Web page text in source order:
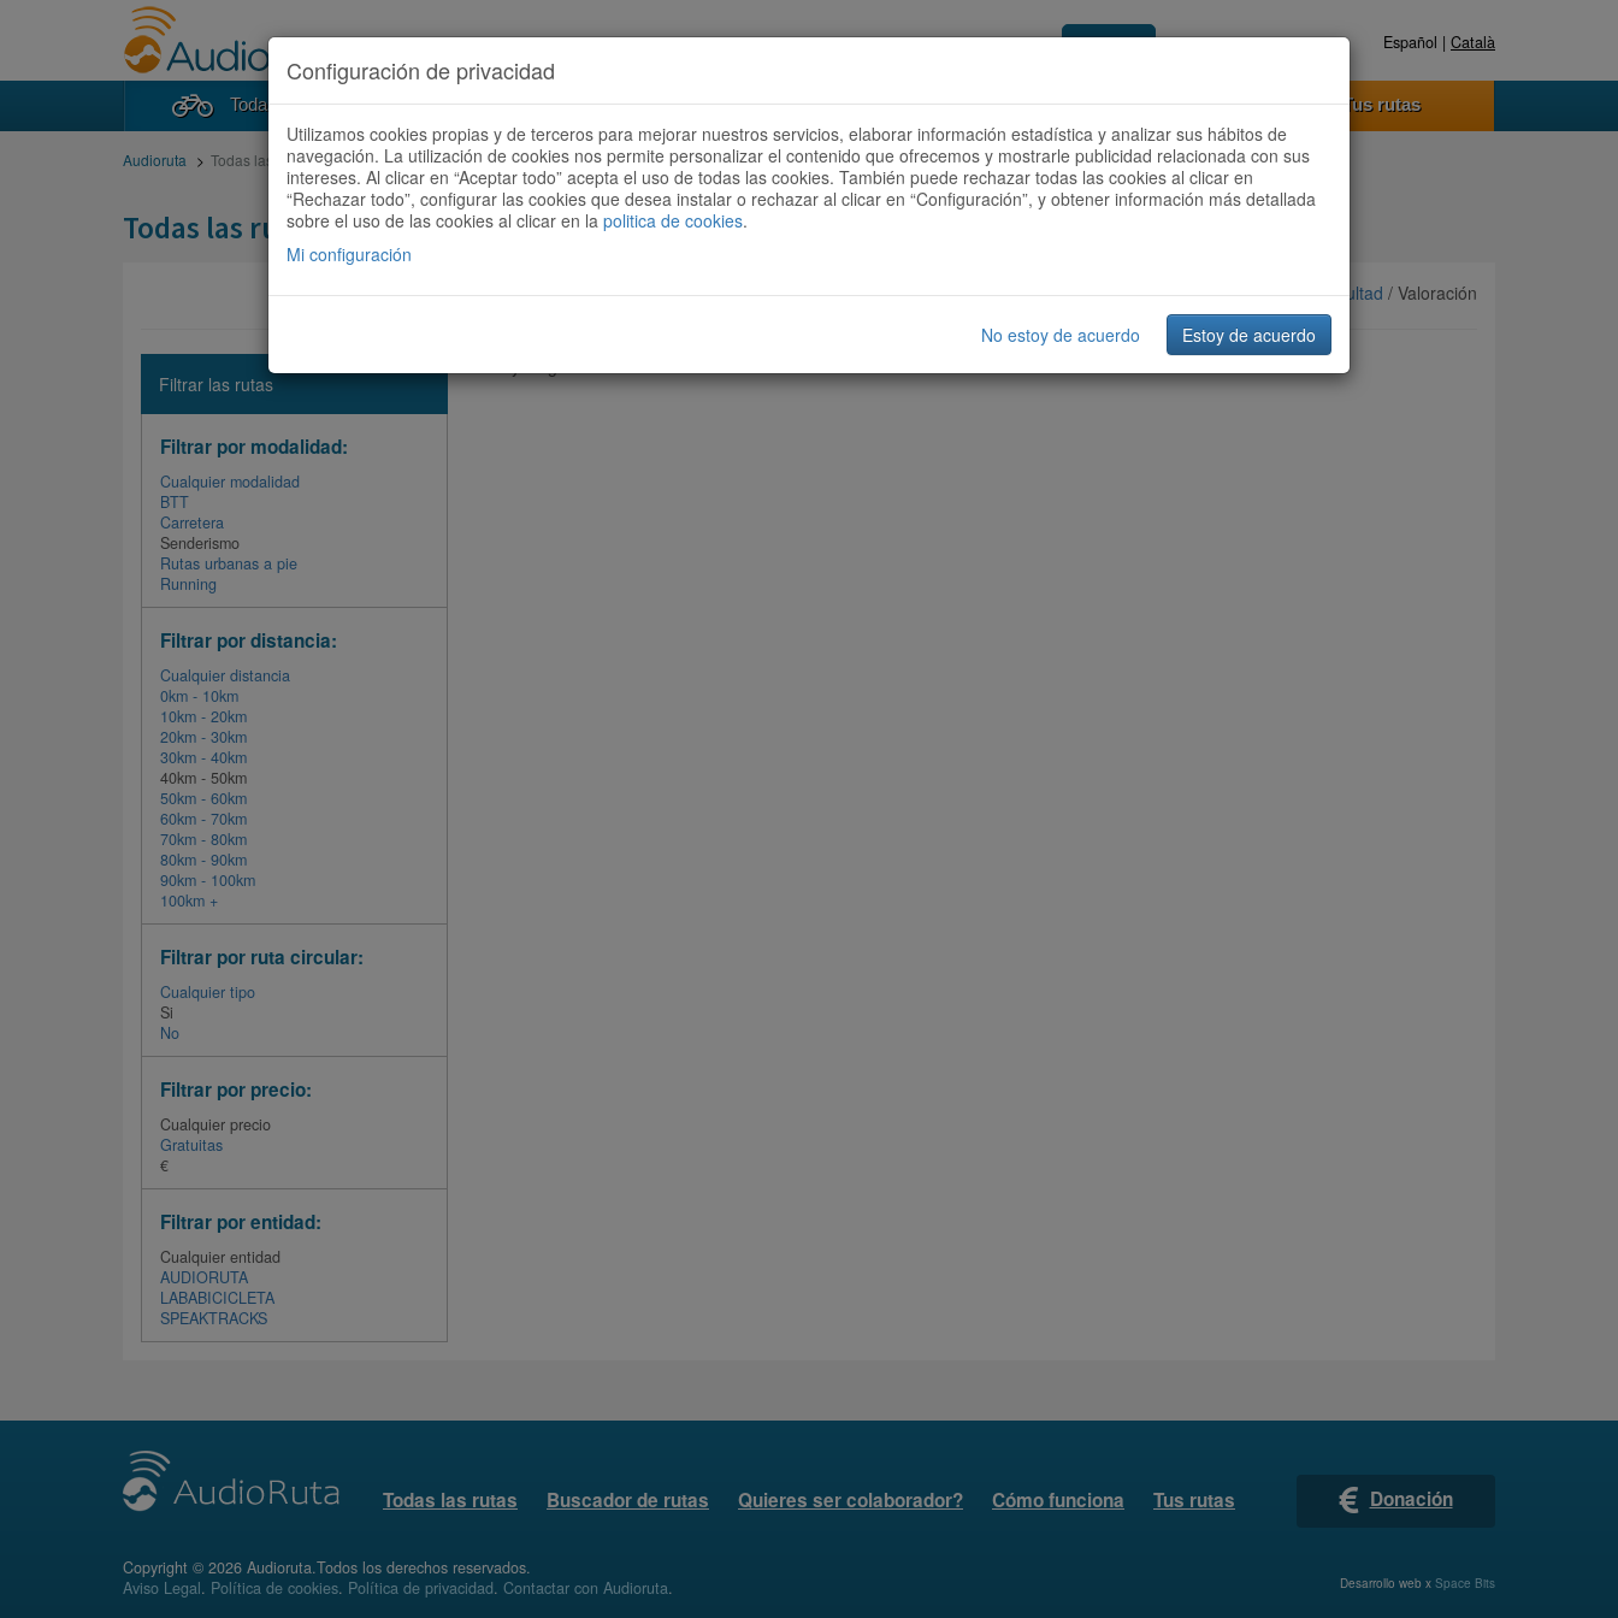
Acceder Registrate ahora Español | Català
Todas las rutas Buscador de rutas Quieres ser colaborador? Cómo funciona Tus rutas
Audioruta Todas las rutas
Todas las rutas
Ordenar por:Más recientes/Dificultad / Valoración
Filtrar las rutas
Filtrar por modalidad:
Cualquier modalidad
BTT
Carretera
Senderismo
Rutas urbanas a pie
Running
Filtrar por distancia:
Cualquier distancia
0km - 10km
10km - 20km
20km - 30km
30km - 40km
40km - 50km
50km - 60km
60km - 70km
70km - 80km
80km - 90km
90km - 100km
100km +
Filtrar por ruta circular:
Cualquier tipo
Si
No
Filtrar por precio:
Cualquier precio
Gratuitas
€
Filtrar por entidad:
Cualquier entidad
AUDIORUTA
LABABICICLETA
SPEAKTRACKS
Todas las rutas Buscador de rutas Quieres ser colaborador? Cómo funciona Tus rutas Donación
Copyright © 2026 Audioruta.Todos los derechos reservados.
Aviso Legal. Política de cookies. Política de privacidad. Contactar con Audioruta. Desarrollo web x Space Bits
Configuración de privacidad
Utilizamos cookies propias y de terceros para mejorar nuestros servicios, elaborar información estadística y analizar sus hábitos de
navegación. La utilización de cookies nos permite personalizar el contenido que ofrecemos y mostrarle publicidad relacionada con sus
intereses. Al clicar en “Aceptar todo” acepta el uso de todas las cookies. También puede rechazar todas las cookies al clicar en
“Rechazar todo”, configurar las cookies que desea instalar o rechazar al clicar en “Configuración”, y obtener información más detallada
sobre el uso de las cookies al clicar en la politica de cookies.
Mi configuración
No estoy de acuerdo Estoy de acuerdo